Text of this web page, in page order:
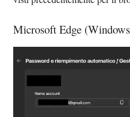
Microsoft Edge